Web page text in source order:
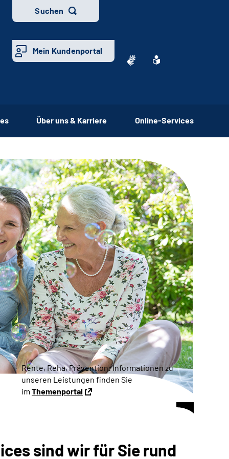
Suchen
Mein Kundenportal
Über uns & Karriere Online-Services
Rente, Reha, Prävention: Informationen zu
unseren Leistungen finden Sie
im Themenportal
sind wir für Sie rund